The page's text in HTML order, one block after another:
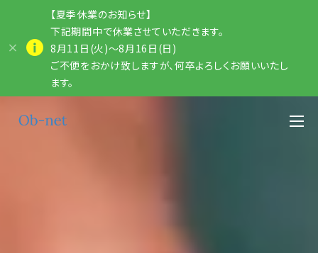
【夏季休業のお知らせ】
下記期間中で休業させていただきます。
8月11日(火)～8月16日(日)
ご不便をおかけ致しますが、何卒よろしくお願いいたし
ます。